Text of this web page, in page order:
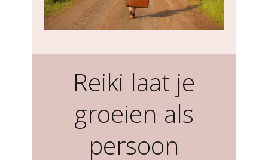
Reiki laat je
groeien als
persoon